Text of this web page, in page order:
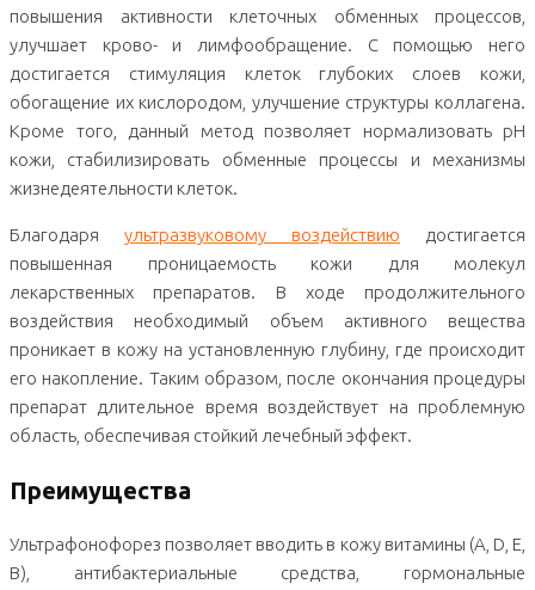
повышения активности клеточных обменных процессов,
улучшает крово- и лимфообращение. С помощью него
достигается стимуляция клеток глубоких слоев кожи,
обогащение их кислородом, улучшение структуры коллагена.
Кроме того, данный метод позволяет нормализовать pH
кожи, стабилизировать обменные процессы и механизмы
жизнедеятельности клеток.
Благодаря ультразвуковому воздействию достигается
повышенная проницаемость кожи для молекул
лекарственных препаратов. В ходе продолжительного
воздействия необходимый объем активного вещества
проникает в кожу на установленную глубину, где происходит
его накопление. Таким образом, после окончания процедуры
препарат длительное время воздействует на проблемную
область, обеспечивая стойкий лечебный эффект.
Преимущества
Ультрафонофорез позволяет вводить в кожу витамины (A, D, E,
B), антибактериальные средства, гормональные